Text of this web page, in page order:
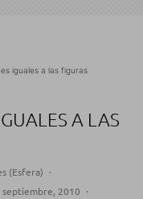
iguales a las figuras
A LAS
(Esfera) ·
septiembre, 2010 ·